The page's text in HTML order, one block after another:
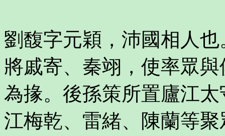
劉馥字元穎，沛國相人
將戚寄、秦翊，使率眾
為掾。後孫策所置廬江
江梅乾、雷緒、陳蘭等